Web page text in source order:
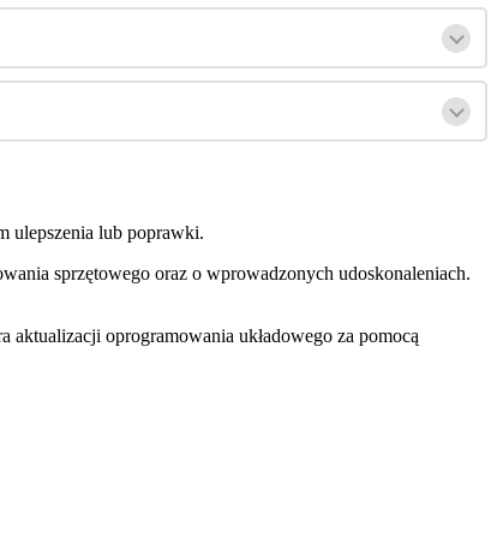
ulepszenia lub poprawki.
sprzętowego oraz o wprowadzonych udoskonaleniach.
aktualizacji oprogramowania układowego za pomocą